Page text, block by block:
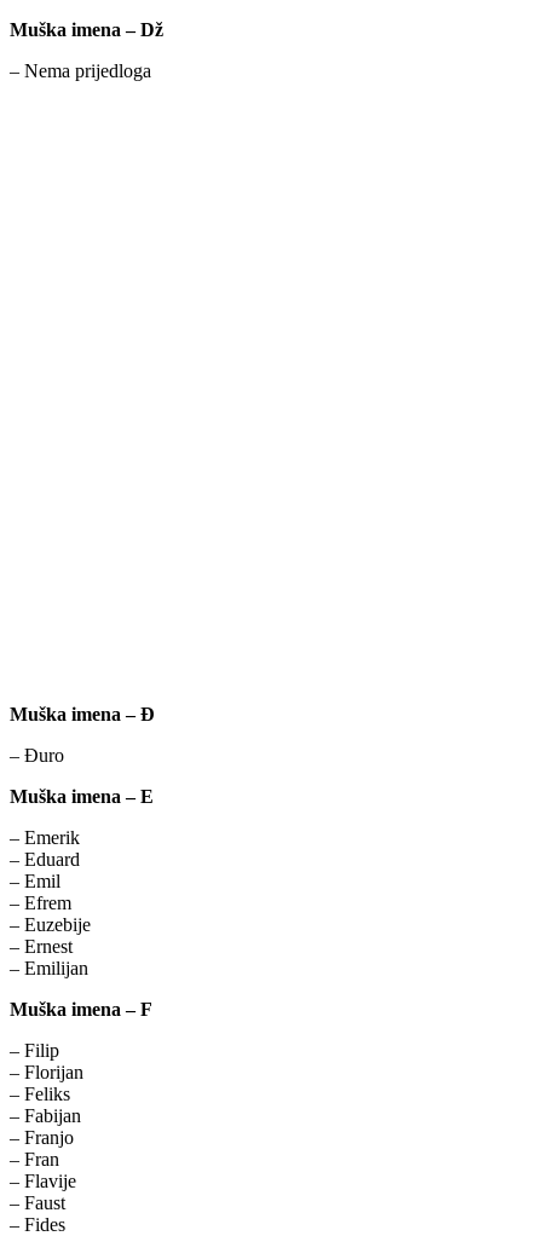
Muška imena – Dž
– Nema prijedloga
Muška imena – Đ
– Đuro
Muška imena – E
– Emerik
– Eduard
– Emil
– Efrem
– Euzebije
– Ernest
– Emilijan
Muška imena – F
– Filip
– Florijan
– Feliks
– Fabijan
– Franjo
– Fran
– Flavije
– Faust
– Fides